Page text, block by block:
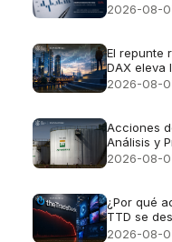
al dólar y
2026-08-
El repunte
DAX eleva
2026-08-
Acciones
Análisis y
del
2026-08-
¿Por qué
TTD se
casi un
2026-08-